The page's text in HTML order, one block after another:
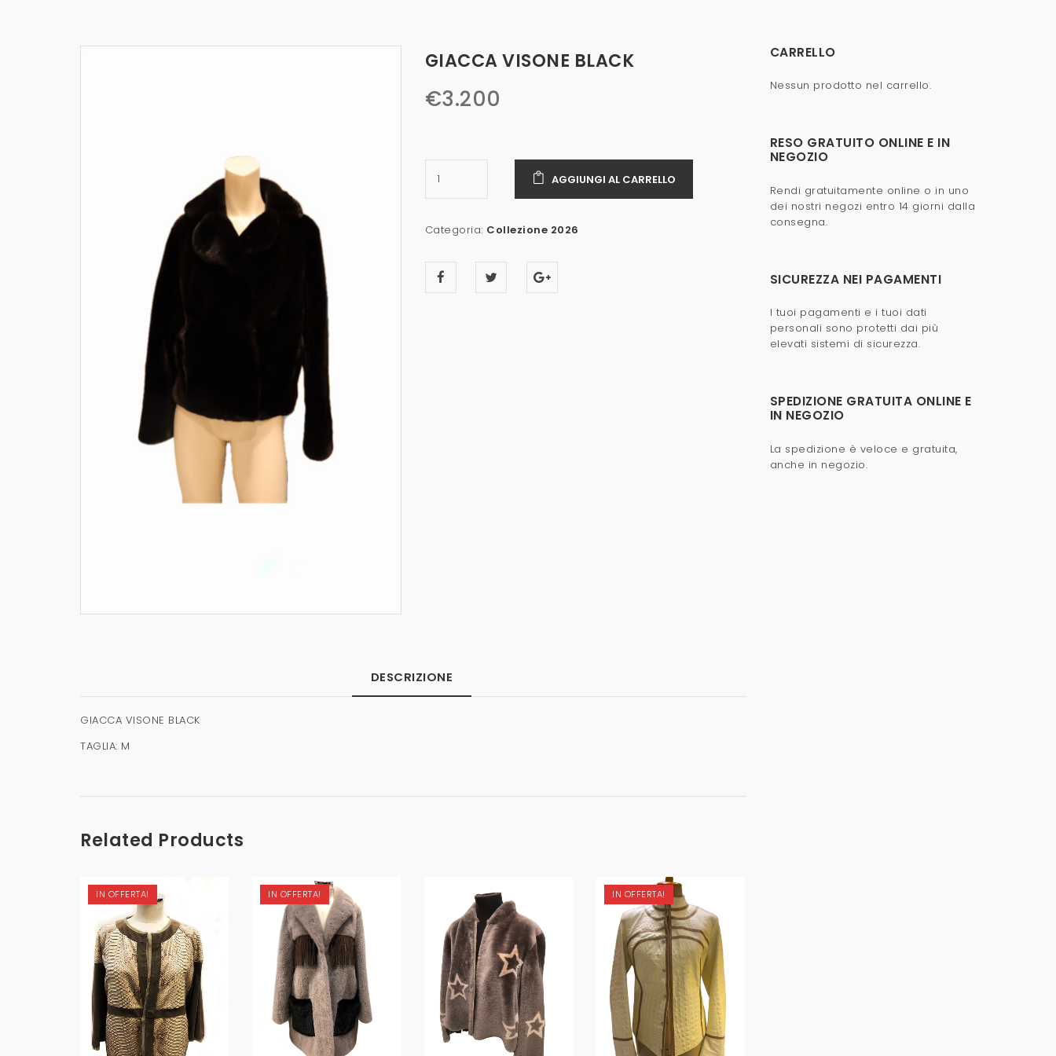
GIACCA VISONE BLACK
€3.200
AGGIUNGI AL CARRELLO
Categoria: Collezione 2026
DESCRIZIONE
GIACCA VISONE BLACK
TAGLIA: M
Related Products
IN OFFERTA! IN OFFERTA! IN OFFERTA!
CARRELLO
Nessun prodotto nel carrello.
RESO GRATUITO ONLINE E IN
NEGOZIO
Rendi gratuitamente online o in uno
dei nostri negozi entro 14 giorni dalla
consegna.
SICUREZZA NEI PAGAMENTI
I tuoi pagamenti e i tuoi dati
personali sono protetti dai più
elevati sistemi di sicurezza.
SPEDIZIONE GRATUITA ONLINE E
IN NEGOZIO
La spedizione è veloce e gratuita,
anche in negozio.